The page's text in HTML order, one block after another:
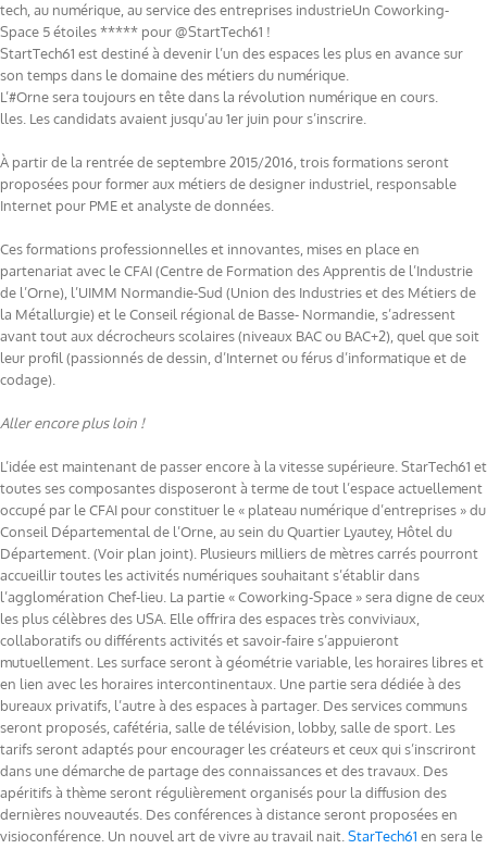
tech, au numérique, au service des entreprises industrieUn Coworking-
Space 5 étoiles ***** pour @StartTech61 !
StartTech61 est destiné à devenir l’un des espaces les plus en avance sur
son temps dans le domaine des métiers du numérique.
L’#Orne sera toujours en tête dans la révolution numérique en cours.
lles. Les candidats avaient jusqu’au 1er juin pour s’inscrire.
À partir de la rentrée de septembre 2015/2016, trois formations seront
proposées pour former aux métiers de designer industriel, responsable
Internet pour PME et analyste de données.
Ces formations professionnelles et innovantes, mises en place en
partenariat avec le CFAI (Centre de Formation des Apprentis de l’Industrie
de l’Orne), l’UIMM Normandie-Sud (Union des Industries et des Métiers de
la Métallurgie) et le Conseil régional de Basse- Normandie, s’adressent
avant tout aux décrocheurs scolaires (niveaux BAC ou BAC+2), quel que soit
leur profil (passionnés de dessin, d’Internet ou férus d’informatique et de
codage).
Aller encore plus loin !
L’idée est maintenant de passer encore à la vitesse supérieure. StarTech61 et
toutes ses composantes disposeront à terme de tout l’espace actuellement
occupé par le CFAI pour constituer le « plateau numérique d’entreprises » du
Conseil Départemental de l’Orne, au sein du Quartier Lyautey, Hôtel du
Département. (Voir plan joint). Plusieurs milliers de mètres carrés pourront
accueillir toutes les activités numériques souhaitant s’établir dans
l’agglomération Chef-lieu. La partie « Coworking-Space » sera digne de ceux
les plus célèbres des USA. Elle offrira des espaces très conviviaux,
collaboratifs ou différents activités et savoir-faire s’appuieront
mutuellement. Les surface seront à géométrie variable, les horaires libres et
en lien avec les horaires intercontinentaux. Une partie sera dédiée à des
bureaux privatifs, l’autre à des espaces à partager. Des services communs
seront proposés, cafétéria, salle de télévision, lobby, salle de sport. Les
tarifs seront adaptés pour encourager les créateurs et ceux qui s’inscriront
dans une démarche de partage des connaissances et des travaux. Des
apéritifs à thème seront régulièrement organisés pour la diffusion des
dernières nouveautés. Des conférences à distance seront proposées en
visioconférence. Un nouvel art de vivre au travail nait. StarTech61 en sera le